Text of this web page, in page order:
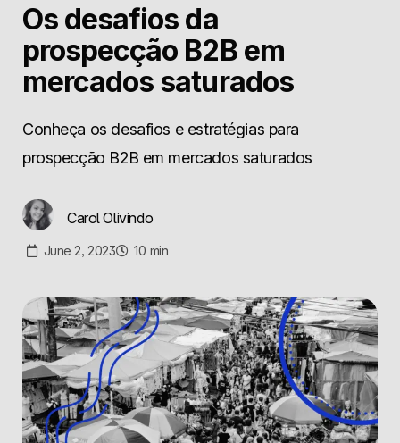
Os desafios da
prospecção B2B em
mercados saturados
Conheça os desafios e estratégias para
prospecção B2B em mercados saturados
Carol Olivindo
June 2, 2023 10 min